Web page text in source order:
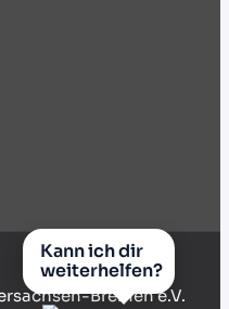
Bremen e.V.
Kann ich dir
weiterhelfen?